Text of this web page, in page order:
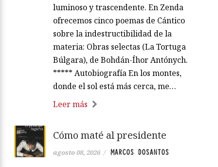
luminoso y trascendente. En Zenda
ofrecemos cinco poemas de Cántico
sobre la indestructibilidad de la
materia: Obras selectas (La Tortuga
Búlgara), de Bohdán-Íhor Antónych.
***** Autobiografía En los montes,
donde el sol está más cerca, me…
Leer más
Cómo maté al presidente
agosto 08, 2026 / MARCOS DOSANTOS